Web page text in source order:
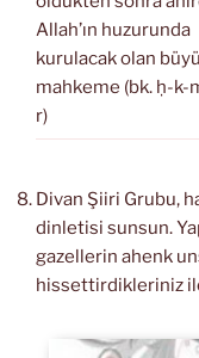
Allah’ın huzurunda
kurulacak olan
mahkeme (bk. ḥ-k-
r)
Divan Şiiri Grubu,
dinletisi sunsun.
gazellerin ahenk
hissettirdikleriniz